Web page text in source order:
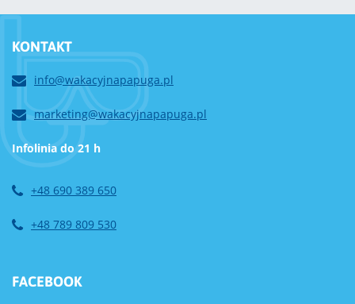
KONTAKT
info@wakacyjnapapuga.pl
marketing@wakacyjnapapuga.pl
Infolinia do 21 h
+48 690 389 650
+48 789 809 530
FACEBOOK